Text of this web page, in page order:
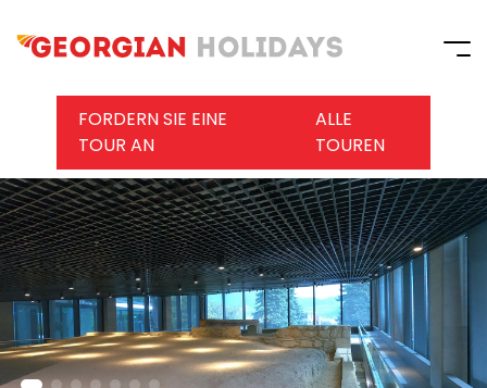
FORDERN SIE EINE
TOUR AN
ALLE
TOUREN